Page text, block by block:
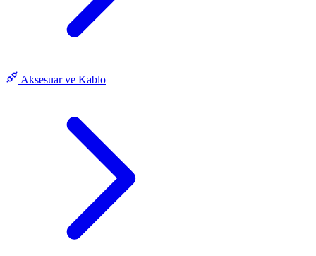
Aksesuar ve Kablo